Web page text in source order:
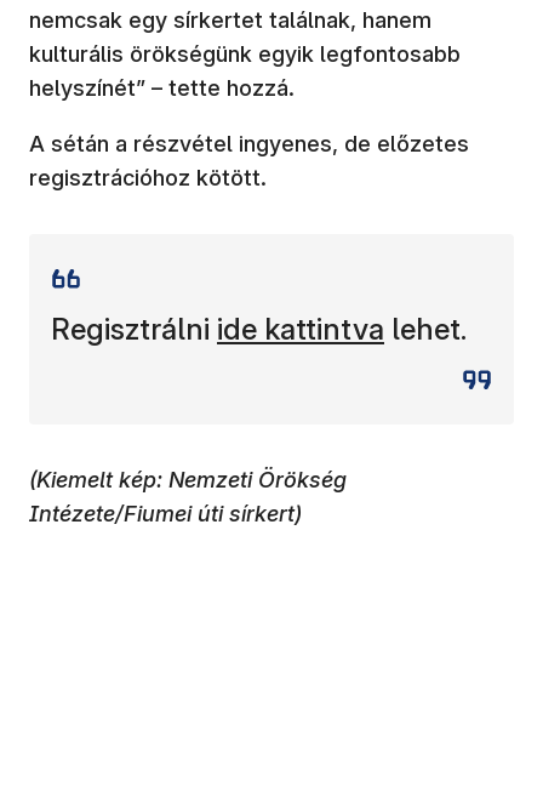
nemcsak egy sírkertet találnak, hanem
kulturális örökségünk egyik legfontosabb
helyszínét” – tette hozzá.
A sétán a részvétel ingyenes, de előzetes
regisztrációhoz kötött.
Regisztrálni (új ablakban nyílik meg)
ide kattintva lehet.
(Kiemelt kép: Nemzeti Örökség
Intézete/Fiumei úti sírkert)